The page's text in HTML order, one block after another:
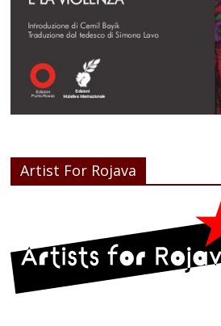
Artist For Rojava